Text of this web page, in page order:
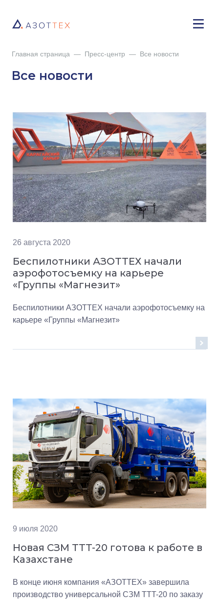
Главная страница — Пресс-центр — Все новости
Все новости
26 августа 2020
Беспилотники АЗОТТЕХ начали
аэрофотосъемку на карьере
«Группы «Магнезит»
Беспилотники АЗОТТЕХ начали аэрофотосъемку на
карьере «Группы «Магнезит»
9 июля 2020
Новая СЗМ TTT-20 готова к работе в
Казахстане
В конце июня компания «АЗОТТЕХ» завершила
производство универсальной СЗМ ТTT-20 по заказу